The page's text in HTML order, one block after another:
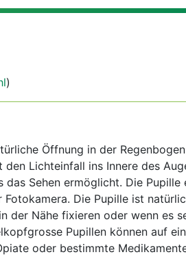
)
Öffnung in der
den Lichteinfall ins Innere des
das Sehen ermöglicht. Die Pupille
Fotokamera. Die Pupille ist
der Nähe fixieren oder wenn es
Pupillen können auf
oder bestimmte